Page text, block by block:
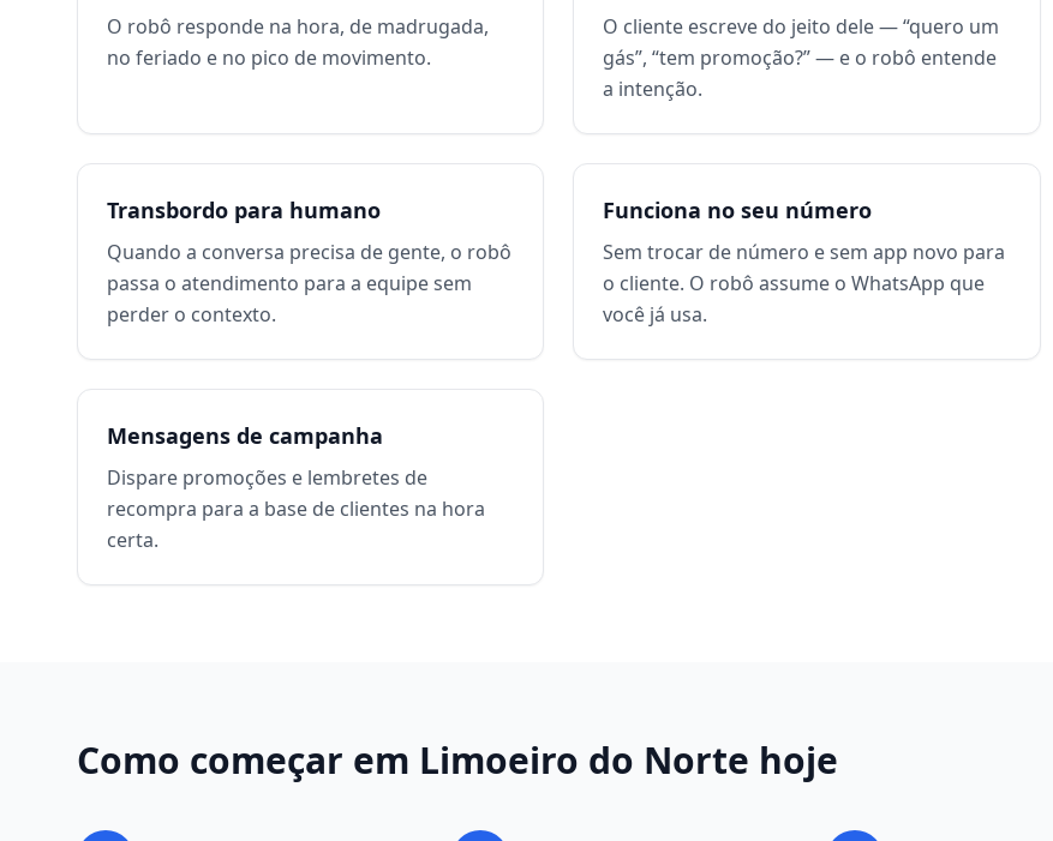
O robô responde na hora, de madrugada,
no feriado e no pico de movimento.
O cliente escreve do jeito dele — “quero um
gás”, “tem promoção?” — e o robô entende
a intenção.
Transbordo para humano
Quando a conversa precisa de gente, o robô
passa o atendimento para a equipe sem
perder o contexto.
Funciona no seu número
Sem trocar de número e sem app novo para
o cliente. O robô assume o WhatsApp que
você já usa.
Mensagens de campanha
Dispare promoções e lembretes de
recompra para a base de clientes na hora
certa.
Como começar em Limoeiro do Norte hoje